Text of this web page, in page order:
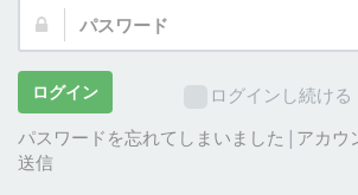
名:
ド:
ログインし続ける
ログイン
パスワードを忘れてしまいました | アカウ
送信